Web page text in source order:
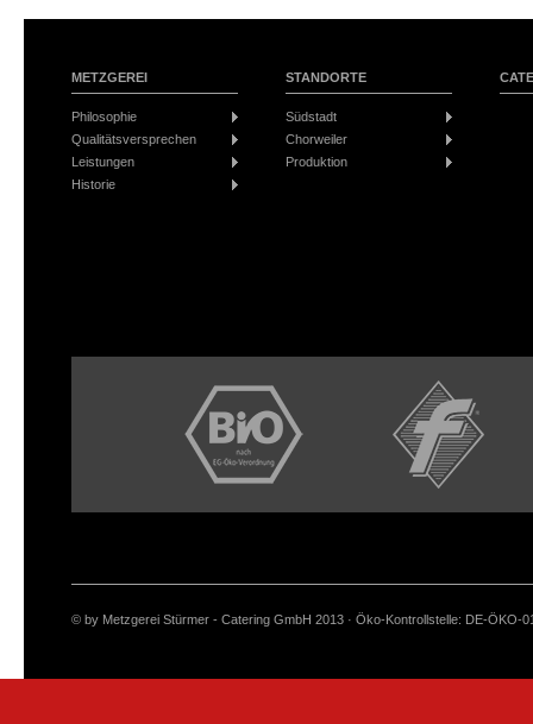
METZGEREI
Philosophie
Qualitätsversprechen
Leistungen
Historie
STANDORTE
Südstadt
Chorweiler
Produktion
© by Metzgerei Stürmer - Catering GmbH 2013 · Öko-Kontrollstelle: DE-ÖKO-